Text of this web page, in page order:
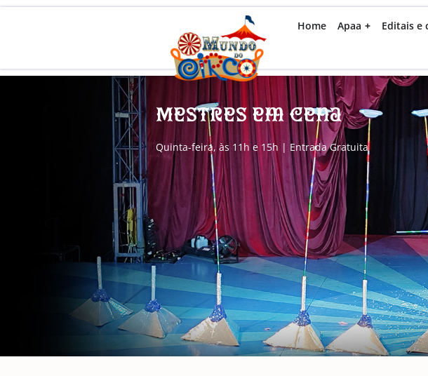
Home Apaa Editais e
Mestres em Cena
Quinta-feira, às 11h e 15h | Entrada Gratuita